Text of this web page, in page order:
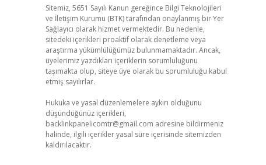
Sitemiz, 5651 Sayılı Kanun gereğince Bilgi Teknolojileri
ve İletişim Kurumu (BTK) tarafından onaylanmış bir Yer
Sağlayıcı olarak hizmet vermektedir. Bu nedenle,
sitedeki içerikleri proaktif olarak denetleme veya
araştırma yükümlülüğümüz bulunmamaktadır. Ancak,
üyelerimiz yazdıkları içeriklerin sorumluluğunu
taşımakta olup, siteye üye olarak bu sorumluluğu kabul
etmiş sayılırlar.
Hukuka ve yasal düzenlemelere aykırı olduğunu
düşündüğünüz içerikleri,
backlinkpanelicomtr@gmail.com adresine bildirmeniz
halinde, ilgili içerikler yasal süre içerisinde sitemizden
kaldırılacaktır.